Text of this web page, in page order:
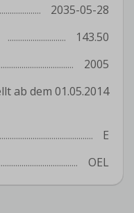
2035-05-28
143.50
2005
ab dem 01.05.2014
E
OEL